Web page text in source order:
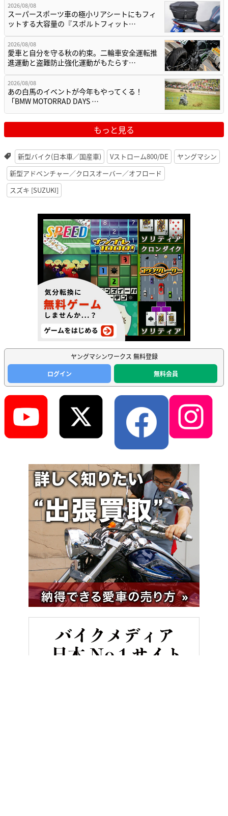
2026/08/08
スーパースポーツ車の極小リアシートにもフィ
ットする大容量の『スポルトフィット…
2026/08/08
愛車と自分を守る秋の約束。二輪車安全運転推
進運動と盗難防止強化運動がもたらす…
2026/08/08
あの白馬のイベントが今年もやってくる！
「BMW MOTORRAD DAYS …
もっと見る
新型バイク(日本車／国産車) Vストローム800/DE
ヤングマシン
新型アドベンチャー／クロスオーバー／オフロード
スズキ [SUZUKI]
ヤングマシンワークス 無料登録
ログイン
無料会員